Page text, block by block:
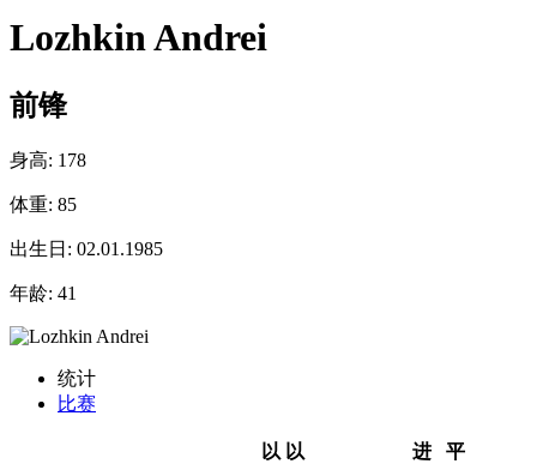
Lozhkin Andrei
前锋
身高: 178
体重: 85
出生日: 02.01.1985
年龄: 41
统计
比赛
以 以
进
平